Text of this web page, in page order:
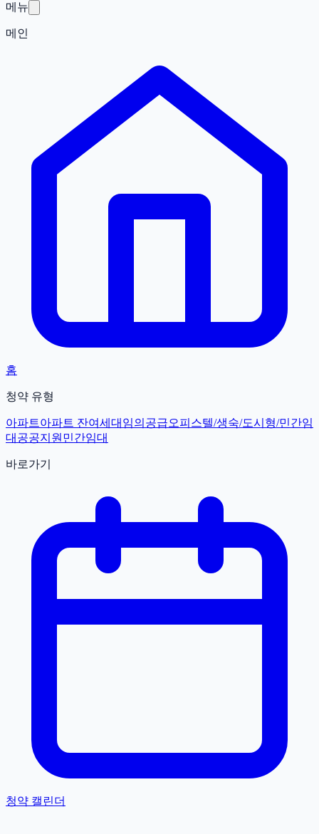
메뉴
메인
홈
청약 유형
아파트아파트 잔여세대 임의공급오피스텔/생숙/도시형/민간임
대 공공지원민간임대
바로가기
청약 캘린더